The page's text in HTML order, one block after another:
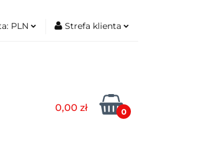
PLN Strefa klienta
Dodaj zgłoszenie
Zgody cookies
0,00 zł 0